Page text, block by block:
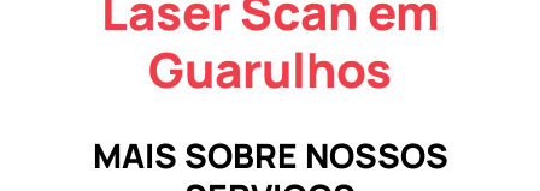
Guarulhos
MAIS SOBRE NOSSOS